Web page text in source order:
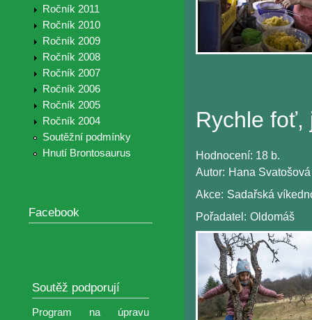
Ročník 2011
Ročník 2010
Ročník 2009
Ročník 2008
Ročník 2007
Ročník 2006
Ročník 2005
Ročník 2004
Soutěžní podmínky
Hnutí Brontosaurus
Facebook
Soutěž podporují
Program na úpravu
Rychle foť,
Hodnocení: 18 b.
Autor: Hana Svatošová
Akce: Sadařská
Pořadatel: Oldomáš